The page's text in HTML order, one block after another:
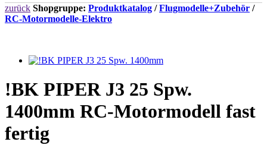
zurück Shopgruppe: Produktkatalog /Flugmodelle+Zubehör /
RC-Motormodelle-Elektro
!BK PIPER J3 25 Spw.
1400mm RC-Motormodell fast
fertig